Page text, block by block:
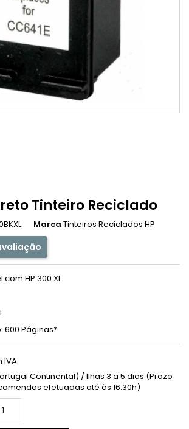
Tinteiro Reciclado
Marca Tinteiros Reciclados HP
HP 300 XL
600 Páginas*
IVA
Continental) / Ilhas 3 a 5 dias (Prazo
efetuadas até às 16:30h)